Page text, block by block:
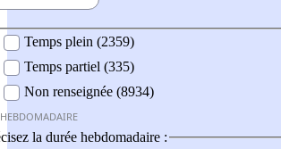
Temps plein (2359)
Temps partiel (335)
Non renseignée (8934)
la durée hebdomadaire :